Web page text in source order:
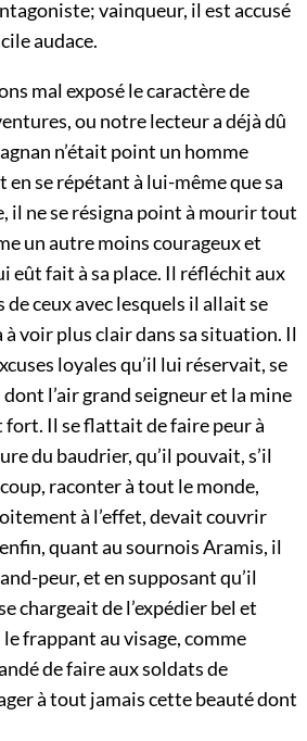
vainqueur, il est accusé
audace.
mal exposé le caractère de
ou notre lecteur a déjà dû
n’était point un homme
se répétant à lui-même que sa
il ne se résigna point à mourir tout
un autre moins courageux et
eût fait à sa place. Il réfléchit aux
ceux avec lesquels il allait se
voir plus clair dans sa situation. Il
loyales qu’il lui réservait, se
l’air grand seigneur et la mine
Il se flattait de faire peur à
du baudrier, qu’il pouvait, s’il
raconter à tout le monde,
à l’effet, devait couvrir
quant au sournois Aramis, il
peur, et en supposant qu’il
chargeait de l’expédier bel et
frappant au visage, comme
de faire aux soldats de
à tout jamais cette beauté dont